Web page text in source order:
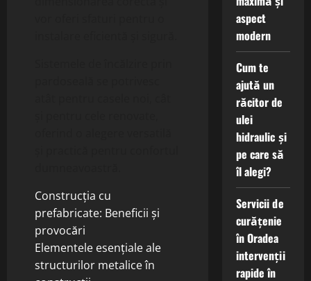
Construcția cu
prefabricate: Beneficii și
provocări
Elementele esențiale ale
structurilor metalice în
aspect
modern
Cum te
ajută un
răcitor de
ulei
hidraulic și
pe care să
îl alegi?
Servicii de
curățenie
în Oradea
intervenții
rapide în